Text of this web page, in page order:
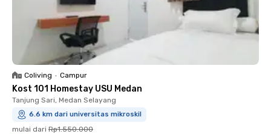
Coliving • Campur
Kost 101 Homestay USU Medan
Tanjung Sari, Medan Selayang
6.6 km dari universitas mikroskil
mulai dari Rp1.550.000